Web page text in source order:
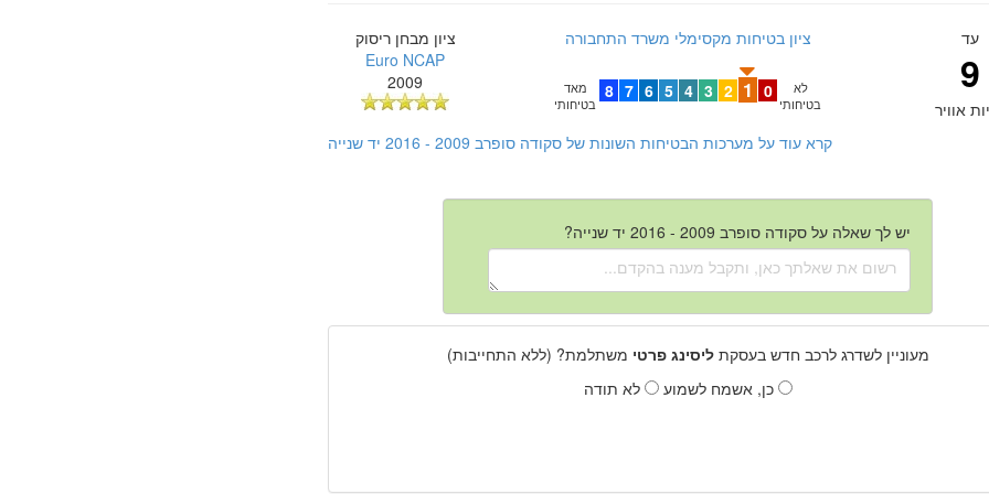
עד
9
אוויר
ציון בטיחות מקסימלי משרד התחבורה
לא
בטיחותי
0
1
2
3
4
5
6
7
8
מאד
בטיחותי
ציון מבחן ריסוק
Euro NCAP
2009
קרא עוד על מערכות הבטיחות השונות של סקודה סופרב 2009 - 2016 יד שנייה
יש לך שאלה על סקודה סופרב 2009 - 2016 יד שנייה?
מעוניין לשדרג לרכב חדש בעסקתליסינג פרטי משתלמת? (ללא התחייבות)
כן, אשמח לשמוע
לא תודה